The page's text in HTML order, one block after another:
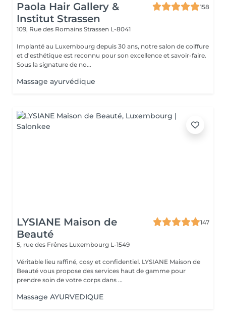
Paola Hair Gallery &
Institut Strassen
158
109, Rue des Romains Strassen L-8041
Implanté au Luxembourg depuis 30 ans, notre salon de coiffure
et d'esthétique est reconnu pour son excellence et savoir-faire.
Sous la signature de no...
Massage ayurvédique
LYSIANE Maison de
Beauté
147
5, rue des Frênes Luxembourg L-1549
Véritable lieu raffiné, cosy et confidentiel. LYSIANE Maison de
Beauté vous propose des services haut de gamme pour
prendre soin de votre corps dans ...
Massage AYURVEDIQUE